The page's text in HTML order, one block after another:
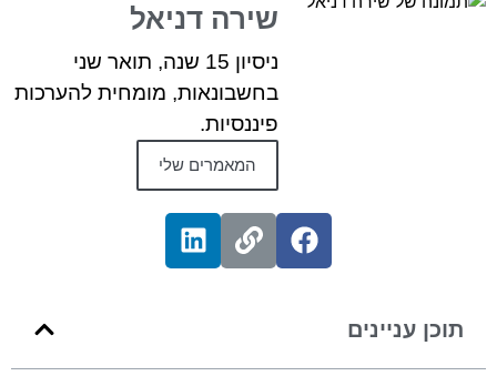
שירה דניאל
ניסיון 15 שנה, תואר שני
בחשבונאות, מומחית להערכות
פיננסיות.
המאמרים שלי
תוכן עניינים